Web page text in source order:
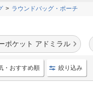
ラウンドバッグ・ポーチ
ポケット アドミラル
取扱中です。小物を入れるのに
・おすすめ順 絞り込み